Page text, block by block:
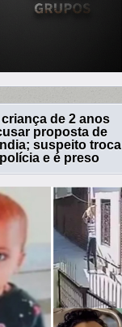
criança de 2 anos
proposta de
suspeito troca
e é preso